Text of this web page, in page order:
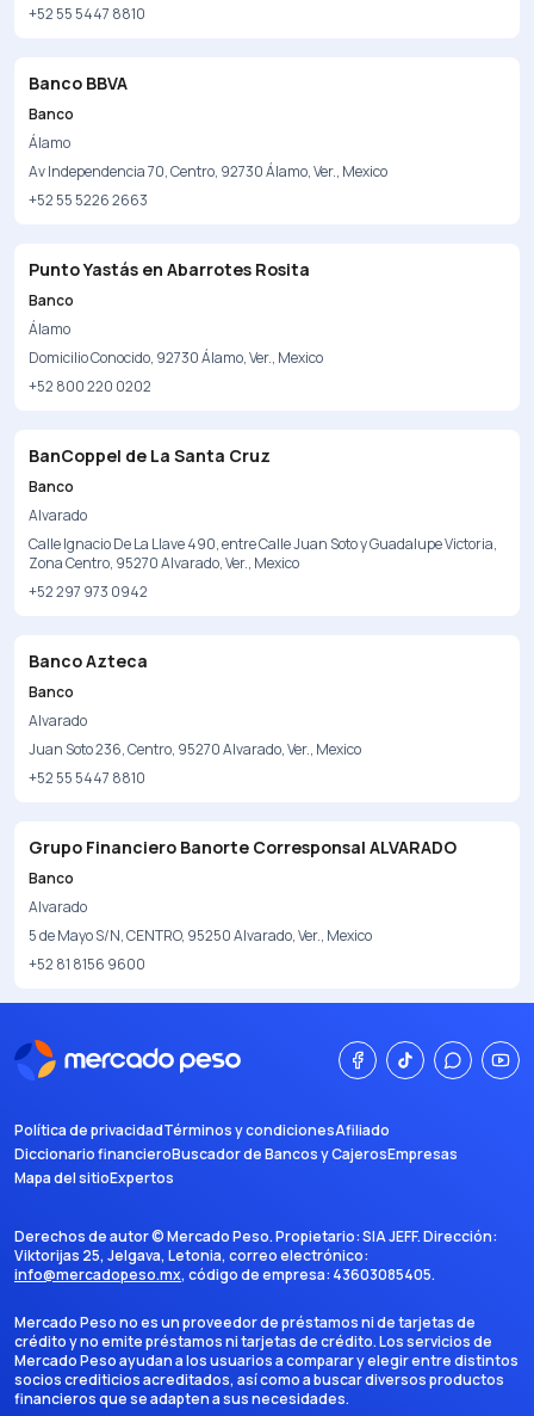
+52 55 5447 8810
Banco BBVA
Banco
Álamo
Av Independencia 70, Centro, 92730 Álamo, Ver., Mexico
+52 55 5226 2663
Punto Yastás en Abarrotes Rosita
Banco
Álamo
Domicilio Conocido, 92730 Álamo, Ver., Mexico
+52 800 220 0202
BanCoppel de La Santa Cruz
Banco
Alvarado
Calle Ignacio De La Llave 490, entre Calle Juan Soto y Guadalupe Victoria,
Zona Centro, 95270 Alvarado, Ver., Mexico
+52 297 973 0942
Banco Azteca
Banco
Alvarado
Juan Soto 236, Centro, 95270 Alvarado, Ver., Mexico
+52 55 5447 8810
Grupo Financiero Banorte Corresponsal ALVARADO
Banco
Alvarado
5 de Mayo S/N, CENTRO, 95250 Alvarado, Ver., Mexico
+52 81 8156 9600
Política de privacidadTérminos y condicionesAfiliado
Diccionario financieroBuscador de Bancos y CajerosEmpresas
Mapa del sitioExpertos
Derechos de autor ©Mercado Peso. Propietario:SIA JEFF. Dirección:
Viktorijas 25, Jelgava, Letonia, correo electrónico:
info@mercadopeso.mx, código de empresa: 43603085405.
Mercado Peso no es un proveedor de préstamos ni de tarjetas de
crédito y no emite préstamos ni tarjetas de crédito. Los servicios de
Mercado Peso ayudan a los usuarios a comparar y elegir entre distintos
socios crediticios acreditados, así como a buscar diversos productos
financieros que se adapten a sus necesidades.